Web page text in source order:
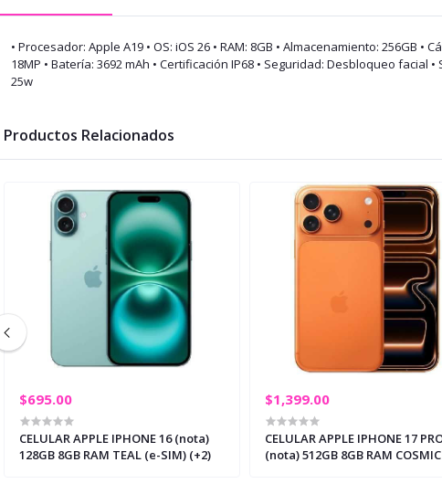
• Procesador: Apple A19 • OS: iOS 26 • RAM: 8GB • Almacenamiento: 256GB •
18MP • Batería: 3692 mAh • Certificación IP68 • Seguridad: Desbloqueo facial
25w
Productos Relacionados
$695.00
CELULAR APPLE IPHONE 16 (nota)
128GB 8GB RAM TEAL (e-SIM) (+2)
$1,399.00
CELULAR APPLE IPHONE 17
(nota) 512GB 8GB RAM COSMIC